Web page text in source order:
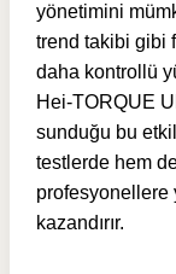
yönetimini
trend takibi gibi
daha kontrollü
Hei-TORQUE
sunduğu bu
testlerde hem
profesyonellere
kazandırır.